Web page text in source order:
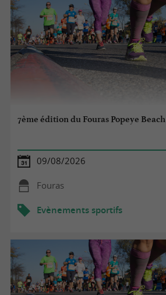
7ème édition du Fouras Popeye Beach
09/08/2026
Fouras
Evènements sportifs